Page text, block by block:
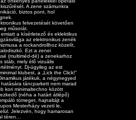
A zene számunkra
biztos pont, hol
felvezetését követően
műsorát.
a kísérletező és eklektikus
az elektronikus zenék
a rockandrollhoz közelít,
Ezt a zenei
(multiméd-dé) a zenekarhoz
stáb, mely élő vizuális
Dj-ügyileg az est
klubest, a „Lick the Click!”
játékuk, a négynegyed
táncparkett nem marad
kori minimaltechno között
(néha a határt átlépő)
tömeget, hajnaltájt a
Mesterházy vezeti le,
Jelezvén, hogy hamarosan
téren…